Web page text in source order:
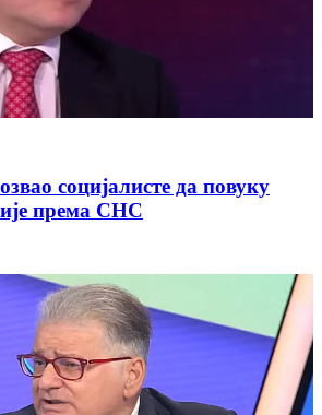
социјалисте да повуку
према СНС